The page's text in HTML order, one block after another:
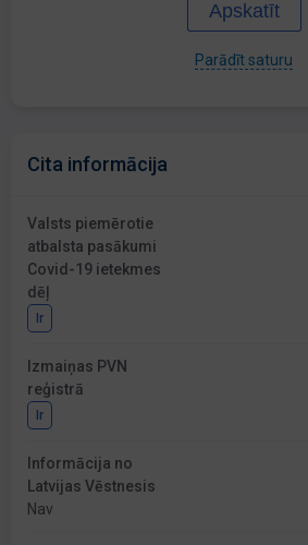
Apskatīt
Parādīt saturu
Cita informācija
Valsts piemērotie
atbalsta pasākumi
Covid-19 ietekmes
dēļ
Ir
Izmaiņas PVN
reģistrā
Ir
Informācija no
Latvijas Vēstnesis
Nav